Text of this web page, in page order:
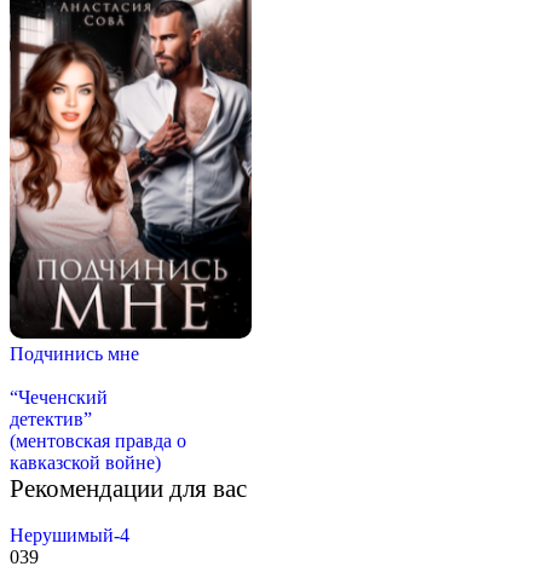
Подчинись мне
“Чеченский
детектив”
(ментовская правда о
кавказской войне)
Рекомендации для вас
Нерушимый-4
039